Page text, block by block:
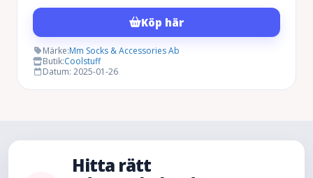
Köp här
Märke:Mm Socks & Accessories Ab
Butik:Coolstuff
Datum: 2025-01-26
Hitta rätt